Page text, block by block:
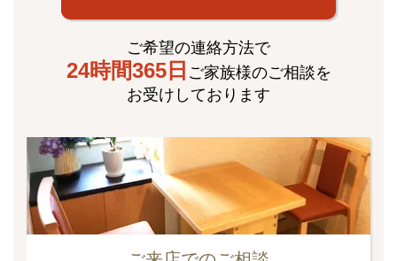
ご希望の連絡方法で
24時間365日 ご家族様のご相談を
お受けしております